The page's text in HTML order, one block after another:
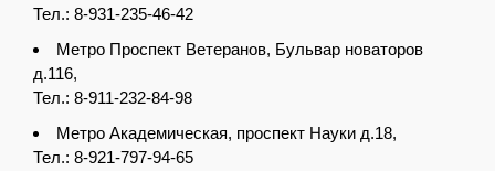
Тел.: 8-931-235-46-42
Метро Проспект Ветеранов, Бульвар новаторов
д.116,
Тел.: 8-911-232-84-98
Метро Академическая, проспект Науки д.18,
Тел.: 8-921-797-94-65